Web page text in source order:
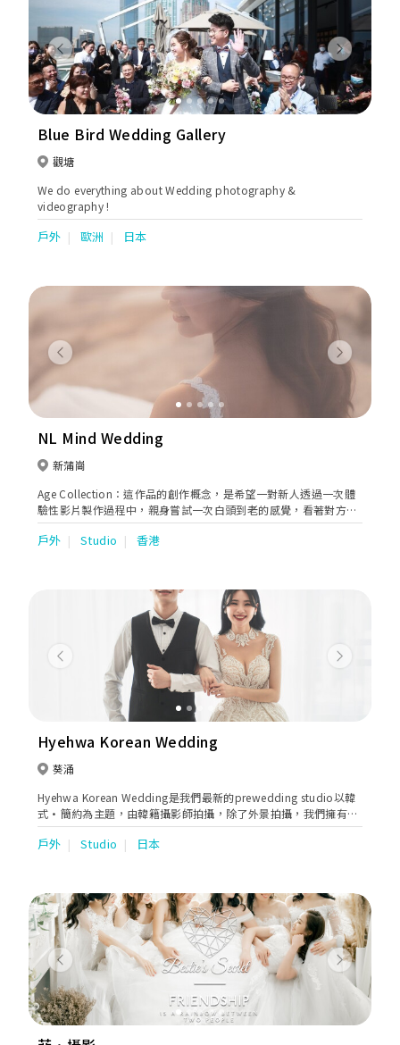
Previous Next
Blue Bird Wedding Gallery
觀塘
We do everything about Wedding photography &
videography !
戶外 歐洲 日本
Previous Next
NL Mind Wedding
新蒲崗
Age Collection：這作品的創作概念，是希望一對新人透過一次體
驗性影片製作過程中，親身嘗試一次白頭到老的感覺，看著對方年
老樣貌，會否有另一番的感受？或是看見自己的容貌變老後，會否
想起家中的親人？為希望有最真實的感覺，整個拍攝過程都會有最
些內心說話或道謝的語句跟對方說，亦可以在婚禮上跟來賓分享。
另外亦可以透過影片，多謝至親及對方父母。 又想道謝對方的說
話，透過影片說出，亦可以在婚禮上跟來賓分享，另外亦可以透過
影片多謝雙方父母，為你們的婚禮帶點新的元素及回憶。
戶外 Studio 香港
Previous Next
Hyehwa Korean Wedding
葵涌
Hyehwa Korean Wedding是我們最新的prewedding studio以韓
式•簡約為主題，由韓籍攝影師拍攝，除了外景拍攝，我們擁有自
家1800尺影樓。在香港也能拍攝出「正宗韓式婚攝」，我們透過一
對一與客人詳細面談，了解客人想拍攝的風格和意願，度身訂造最
的婚紗攝影套餐•提出最完美的一站式服務。
戶外 Studio 日本
Previous Next